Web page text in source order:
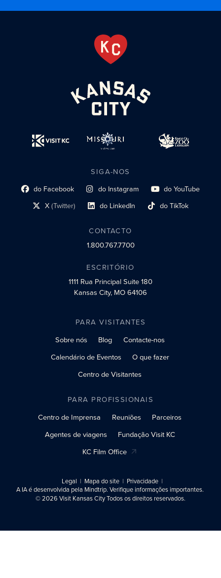
SIGA-NOS
Link do perfil social
do Facebook Link do perfil social
do Instagram Link do perfil social
do YouTube
Link do perfil social
X(Twitter) Link do perfil social
do LinkedIn Link do perfil social
do TikTok
CONTACTO
1.800.767.7700
ESCRITÓRIO
1111 Rua PrincipalSuite 180
Kansas City, MO 64106
PARA VISITANTES
Sobre nós
Blog
Contacte-nos
Calendário de Eventos
O que fazer
Centro de Visitantes
PARA PROFISSIONAIS
Centro de Imprensa
Reuniões
Parceiros
Agentes de viagens
Fundação Visit KC
KC Film Office
Legal Mapa do site
Privacidade
A IA é desenvolvida pela Mindtrip. Verifique informações importantes.
© 2026 Visit Kansas City Todos os direitos reservados.